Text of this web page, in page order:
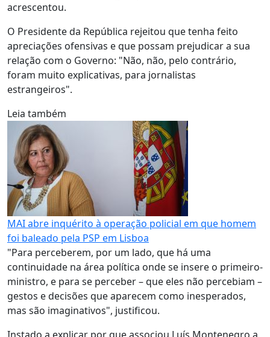
acrescentou.
O Presidente da República rejeitou que tenha feito
apreciações ofensivas e que possam prejudicar a sua
relação com o Governo: "Não, não, pelo contrário,
foram muito explicativas, para jornalistas
estrangeiros".
Leia também
MAI abre inquérito à operação policial em que homem
foi baleado pela PSP em Lisboa
"Para perceberem, por um lado, que há uma
continuidade na área política onde se insere o primeiro-
ministro, e para se perceber – que eles não percebiam –
gestos e decisões que aparecem como inesperados,
mas são imaginativos", justificou.